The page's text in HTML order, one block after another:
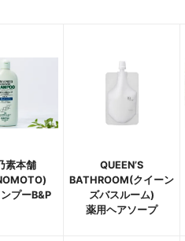
素本舗
プーB&P
QUEEN’S
BATHROOM(クイーン
ズバスルーム)
薬用ヘアソープ